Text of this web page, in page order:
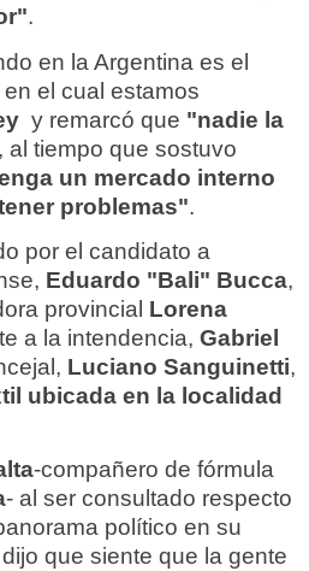
.
en la Argentina es el
el cual estamos
y remarcó que "nadie la
, al tiempo que sostuvo
un mercado interno
problemas".
por el candidato a
Eduardo "Bali" Bucca,
provincial Lorena
a la intendencia, Gabriel
Luciano Sanguinetti,
ubicada en la localidad
-compañero de fórmula
- al ser consultado respecto
político en su
que siente que la gente